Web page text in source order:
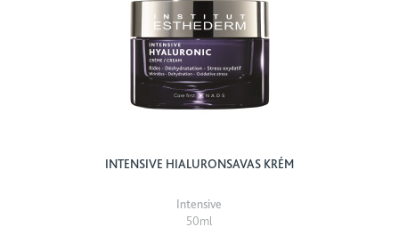
INTENSIVE HIALURONSAVAS KRÉM
Intensive
50ml